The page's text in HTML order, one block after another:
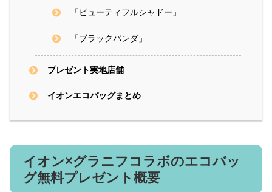
「ビューティフルシャドー」
「ブラックパンダ」
プレゼント実地店舗
イオンエコバッグまとめ
イオン×グラニフコラボのエコバッ
グ無料プレゼント概要